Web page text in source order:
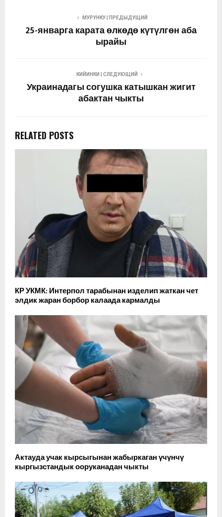
МУРУНКУ | ПРЕДЫДУЩИЙ
25-январга карата өлкөдө күтүлгөн аба
ырайы
КИЙИНКИ | СЛЕДУЮЩИЙ
Украинадагы согушка катышкан жигит
абактан чыкты
RELATED POSTS
КР УКМК: Интерпол тарабынан изделип жаткан чет
элдик жаран борбор калаада кармалды
Актауда учак кырсыгынан жабыркаган үчүнчү
кыргызстандык ооруканадан чыкты